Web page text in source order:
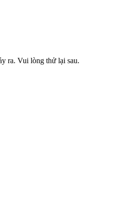
ra. Vui lòng thử lại sau.